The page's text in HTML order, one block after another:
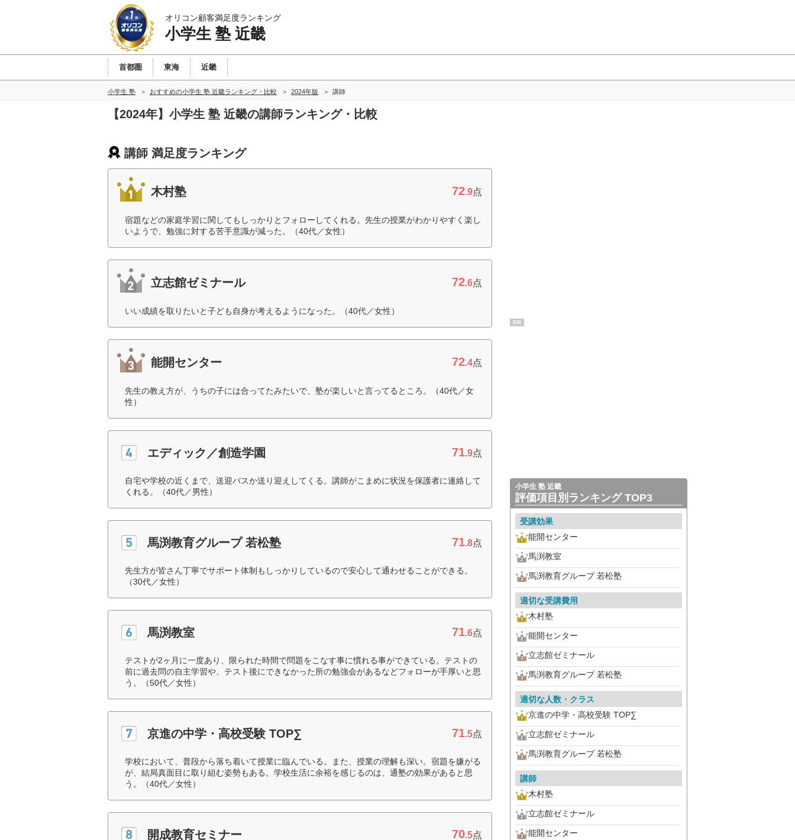
オリコン顧客満足度ランキング
小学生 塾 近畿
首都圏 東海 近畿
小学生 塾 おすすめの小学生 塾 近畿ランキング・比較 2024年版 講師
【2024年】小学生 塾 近畿の講師ランキング・比較
講師 満足度ランキング
木村塾 72.9点
宿題などの家庭学習に関してもしっかりとフォローしてくれる。先生の授業がわかりやすく楽し
いようで、勉強に対する苦手意識が減った。（40代／女性）
立志館ゼミナール 72.6点
いい成績を取りたいと子ども自身が考えるようになった。（40代／女性）
能開センター 72.4点
先生の教え方が、うちの子には合ってたみたいで、塾が楽しいと言ってるところ。（40代／女
性）
エディック／創造学園 71.9点
自宅や学校の近くまで、送迎バスか送り迎えしてくる。講師がこまめに状況を保護者に連絡して
くれる。（40代／男性）
馬渕教育グループ 若松塾 71.8点
先生方が皆さん丁寧でサポート体制もしっかりしているので安心して通わせることができる。
（30代／女性）
馬渕教室 71.6点
テストが2ヶ月に一度あり、限られた時間で問題をこなす事に慣れる事ができている。テストの
前に過去問の自主学習や、テスト後にできなかった所の勉強会があるなどフォローが手厚いと思
う。（50代／女性）
京進の中学・高校受験 TOP∑ 71.5点
学校において、普段から落ち着いて授業に臨んでいる。また、授業の理解も深い。宿題を嫌がる
が、結局真面目に取り組む姿勢もある。学校生活に余裕を感じるのは、通塾の効果があると思
う。（40代／女性）
開成教育セミナー 70.5点
PR
小学生 塾 近畿
評価項目別ランキング TOP3
受講効果
能開センター
馬渕教室
馬渕教育グループ 若松塾
適切な受講費用
木村塾
能開センター
立志館ゼミナール
馬渕教育グループ 若松塾
適切な人数・クラス
京進の中学・高校受験 TOP∑
立志館ゼミナール
馬渕教育グループ 若松塾
講師
木村塾
立志館ゼミナール
能開センター